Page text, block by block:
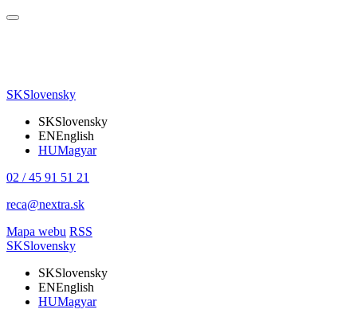
SKSlovensky
SKSlovensky
ENEnglish
HUMagyar
02 / 45 91 51 21
reca@nextra.sk
Mapa webu RSS
SKSlovensky
SKSlovensky
ENEnglish
HUMagyar